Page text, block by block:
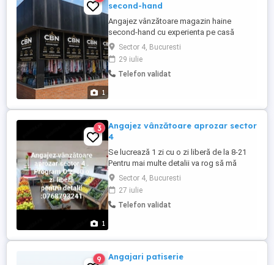
1
second-hand
Angajez vânzătoare magazin haine
second-hand cu experienta pe casă
marcat. Zona Metalurgiei sectorului 4,
București. Program 9-17 si 2 weekenduri
pe luna. Salariu: 3000 lei. Nu raspund la
mesaje..sunați direct la nr. .
Sector 4, Bucuresti
29 iulie
Telefon validat
1
3
Angajez vânzătoare aprozar sector
4
Se lucrează 1 zi cu o zi liberă de la 8-21
Pentru mai multe detalii va rog să mă
contactați telefonic
Sector 4, Bucuresti
27 iulie
Telefon validat
9 Angajari patiserie